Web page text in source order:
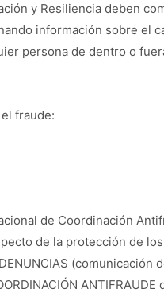
y Resiliencia deben
información sobre el
persona de dentro o
fraude:
de Coordinación
de la protección de
ANTIFRAUDE